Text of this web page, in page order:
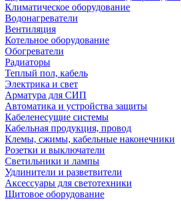
Климатическое оборудование
Водонагреватели
Вентиляция
Котельное оборудование
Обогреватели
Радиаторы
Теплый пол, кабель
Электрика и свет
Арматура для СИП
Автоматика и устройства защиты
Кабеленесущие системы
Кабельная продукция, провод
Клемы, сжимы, кабельные наконечники
Розетки и выключатели
Светильники и лампы
Удлинители и разветвители
Аксессуары для светотехники
Щитовое оборудование